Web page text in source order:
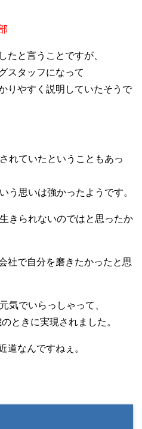
たと言うことですが、
スタッフになって
りやすく説明していたそうで
れていたということもあっ
う思いは強かったようです。
きられないのではと思ったか
社で自分を磨きたかったと思
気でいらっしゃって、
ときに実現されました。
道なんですねぇ。